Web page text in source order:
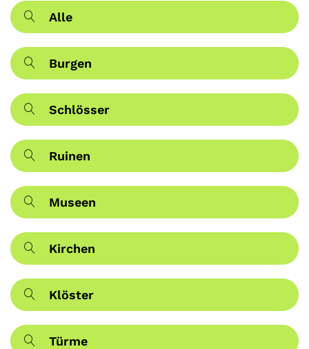
Alle
Burgen
Schlösser
Ruinen
Museen
Kirchen
Klöster
Türme